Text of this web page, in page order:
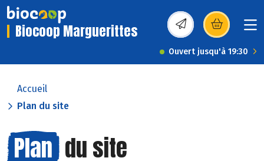
Biocoop Marguerittes (s’ouvre dans une
Ouvert jusqu'à 19:30
Accueil
Plan du site
Plan du site